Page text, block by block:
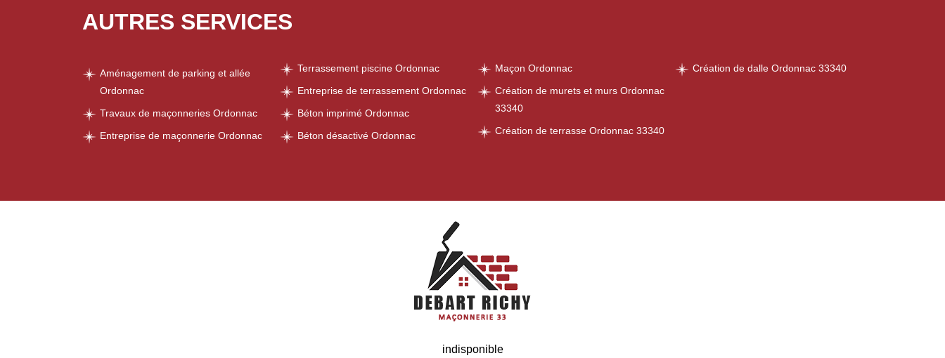
AUTRES SERVICES
Aménagement de parking et allée
Ordonnac
Travaux de maçonneries Ordonnac
Entreprise de maçonnerie Ordonnac
Terrassement piscine Ordonnac
Entreprise de terrassement Ordonnac
Béton imprimé Ordonnac
Béton désactivé Ordonnac
Maçon Ordonnac
Création de murets et murs Ordonnac
33340
Création de terrasse Ordonnac 33340
Création de dalle Ordonnac 33340
indisponible